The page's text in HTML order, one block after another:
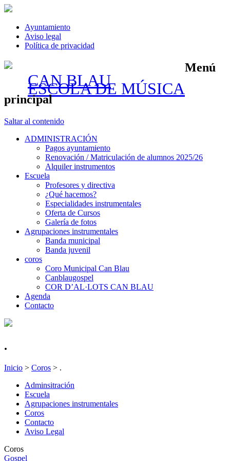
Ayuntamiento
Aviso legal
Política de privacidad
CAN BLAU
ESCOLA DE MÚSICA
Menú
principal
Saltar al contenido
ADMINISTRACIÓN
Pagos ayuntamiento
Renovación / Matriculación de alumnos 2025/26
Alquiler instrumentos
Escuela
Profesores y directiva
¿Qué hacemos?
Especialidades instrumentales
Oferta de Cursos
Galería de fotos
Agrupaciones instrumentales
Banda municipal
Banda juvenil
coros
Coro Municipal Can Blau
Canblaugospel
COR D’AL·LOTS CAN BLAU
Agenda
Contacto
.
Inicio > Coros > .
Adminsitración
Escuela
Agrupaciones instrumentales
Coros
Contacto
Aviso Legal
Coros
Gospel